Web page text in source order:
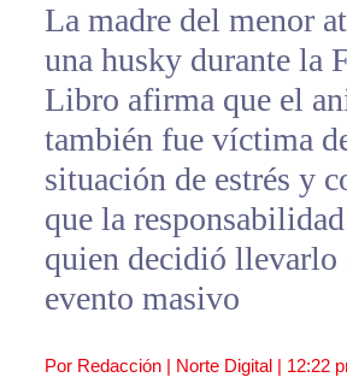
La madre del menor
una husky durante la
Libro afirma que el
también fue víctima
situación de estrés y
que la responsabilidad
quien decidió llevarlo
evento masivo
Por Redacción | Norte Digital | 12:22